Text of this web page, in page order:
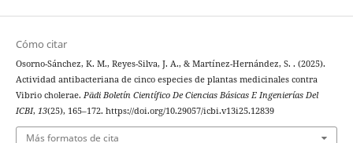
Cómo citar
Osorno-Sánchez, K. M., Reyes-Silva, J. A., & Martínez-Hernández, S. . (2025).
Actividad antibacteriana de cinco especies de plantas medicinales contra
Vibrio cholerae. Pädi Boletín Científico De Ciencias Básicas E Ingenierías Del
ICBI, 13(25), 165–172. https://doi.org/10.29057/icbi.v13i25.12839
Más formatos de cita